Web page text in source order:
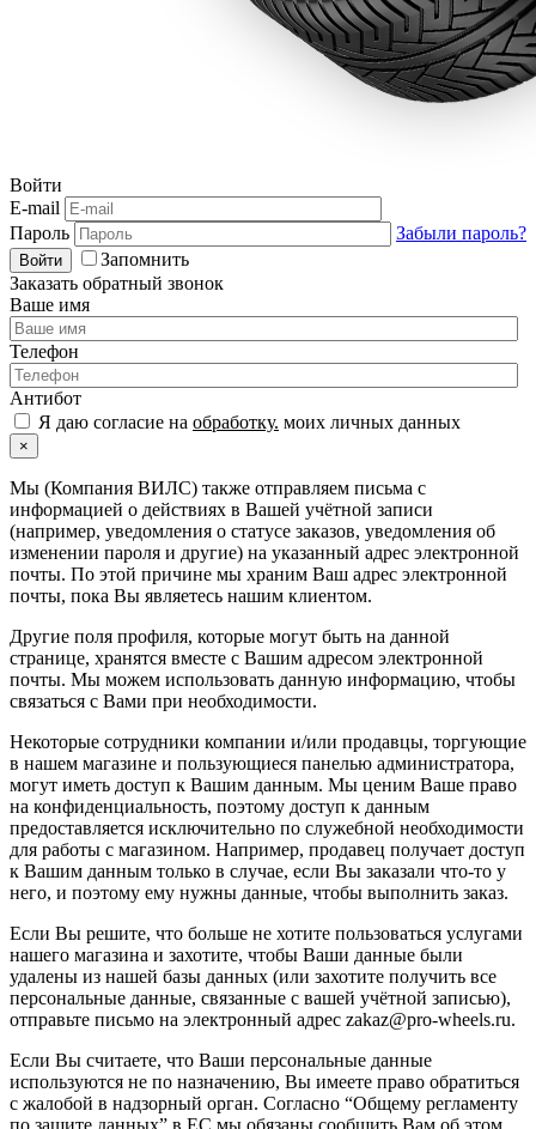
Войти
E-mail
Пароль
Забыли пароль?
Войти
Запомнить
Заказать обратный звонок
Ваше имя
Телефон
Антибот
Я даю согласие на обработку. моих личных данных
×
Мы (Компания ВИЛС) также отправляем письма с
информацией о действиях в Вашей учётной записи
(например, уведомления о статусе заказов, уведомления об
изменении пароля и другие) на указанный адрес электронной
почты. По этой причине мы храним Ваш адрес электронной
почты, пока Вы являетесь нашим клиентом.
Другие поля профиля, которые могут быть на данной
странице, хранятся вместе с Вашим адресом электронной
почты. Мы можем использовать данную информацию, чтобы
связаться с Вами при необходимости.
Некоторые сотрудники компании и/или продавцы, торгующие
в нашем магазине и пользующиеся панелью администратора,
могут иметь доступ к Вашим данным. Мы ценим Ваше право
на конфиденциальность, поэтому доступ к данным
предоставляется исключительно по служебной необходимости
для работы с магазином. Например, продавец получает доступ
к Вашим данным только в случае, если Вы заказали что-то у
него, и поэтому ему нужны данные, чтобы выполнить заказ.
Если Вы решите, что больше не хотите пользоваться услугами
нашего магазина и захотите, чтобы Ваши данные были
удалены из нашей базы данных (или захотите получить все
персональные данные, связанные с вашей учётной записью),
отправьте письмо на электронный адрес zakaz@pro-wheels.ru.
Если Вы считаете, что Ваши персональные данные
используются не по назначению, Вы имеете право обратиться
с жалобой в надзорный орган. Согласно “Общему регламенту
по защите данных” в ЕС мы обязаны сообщить Вам об этом